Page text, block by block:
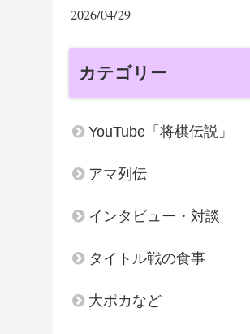
2026/04/29
カテゴリー
YouTube「将棋伝説」
アマ列伝
インタビュー・対談
タイトル戦の食事
大ポカなど